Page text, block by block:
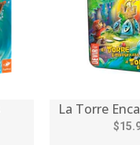
La Torre